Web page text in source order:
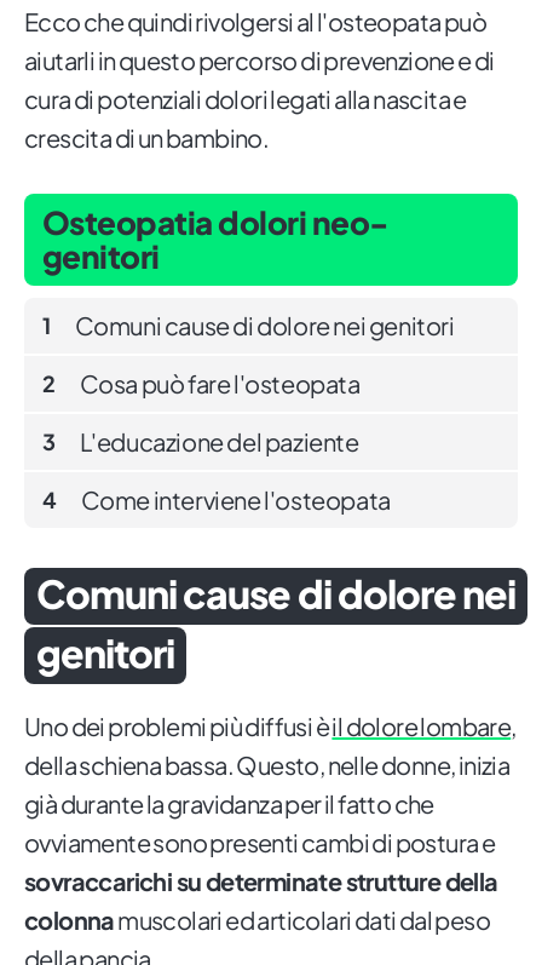
Ecco che quindi rivolgersi al l'osteopata può
aiutarli in questo percorso di prevenzione e di
cura di potenziali dolori legati alla nascita e
crescita di un bambino.
Osteopatia dolori neo-
genitori
1 Comuni cause di dolore nei genitori
2 Cosa può fare l'osteopata
3 L'educazione del paziente
4 Come interviene l'osteopata
Comuni cause di dolore nei
genitori
Uno dei problemi più diffusi èil dolore lombare,
della schiena bassa. Questo, nelle donne, inizia
già durante la gravidanza per il fatto che
ovviamente sono presenti cambi di postura e
sovraccarichi su determinate strutture della
colonnamuscolari ed articolari dati dal peso
della pancia.